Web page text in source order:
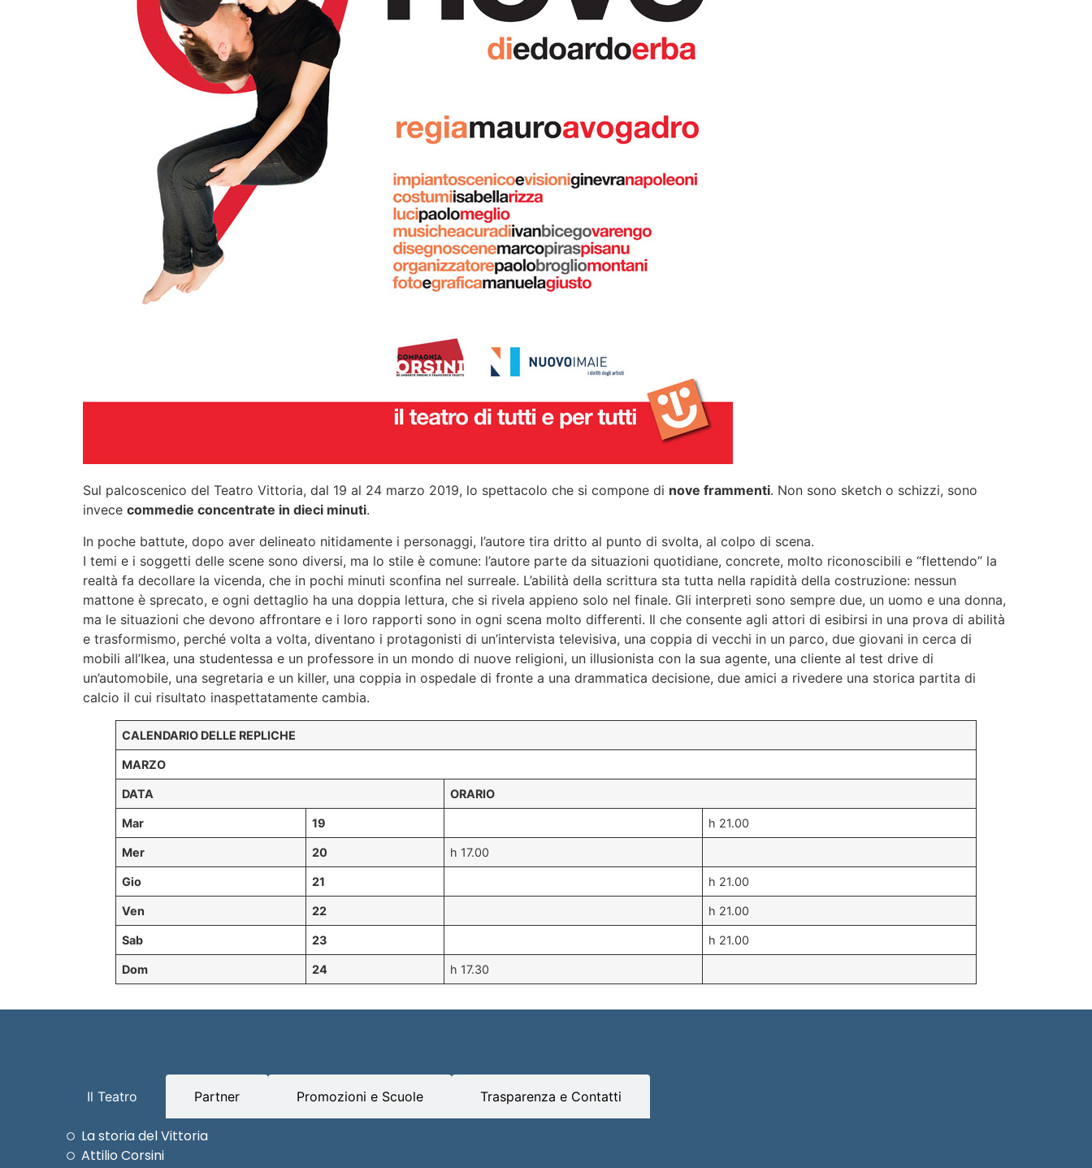
Sul palcoscenico del Teatro Vittoria, dal 19 al 24 marzo 2019, lo spettacolo che si compone di nove frammenti. Non sono sketch o schizzi, sono
invece commedie concentrate in dieci minuti.
In poche battute, dopo aver delineato nitidamente i personaggi, l’autore tira dritto al punto di svolta, al colpo di scena.
I temi e i soggetti delle scene sono diversi, ma lo stile è comune: l’autore parte da situazioni quotidiane, concrete, molto riconoscibili e “flettendo” la
realtà fa decollare la vicenda, che in pochi minuti sconfina nel surreale. L’abilità della scrittura sta tutta nella rapidità della costruzione: nessun
mattone è sprecato, e ogni dettaglio ha una doppia lettura, che si rivela appieno solo nel finale. Gli interpreti sono sempre due, un uomo e una donna,
ma le situazioni che devono affrontare e i loro rapporti sono in ogni scena molto differenti. Il che consente agli attori di esibirsi in una prova di abilità
e trasformismo, perché volta a volta, diventano i protagonisti di un’intervista televisiva, una coppia di vecchi in un parco, due giovani in cerca di
mobili all’Ikea, una studentessa e un professore in un mondo di nuove religioni, un illusionista con la sua agente, una cliente al test drive di
un’automobile, una segretaria e un killer, una coppia in ospedale di fronte a una drammatica decisione, due amici a rivedere una storica partita di
calcio il cui risultato inaspettatamente cambia.
CALENDARIO DELLE REPLICHE
MARZO
DATA ORARIO
Mar 19 h 21.00
Mer 20 h 17.00
Gio 21 h 21.00
Ven 22 h 21.00
Sab 23 h 21.00
Dom 24 h 17.30
Il Teatro Partner Promozioni e Scuole Trasparenza e Contatti
La storia del Vittoria
Attilio Corsini